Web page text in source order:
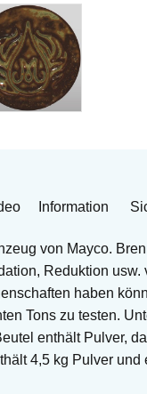
Information
von Mayco.
Reduktion
haben
Tons zu testen.
enthält Pulver,
4,5 kg Pulver und